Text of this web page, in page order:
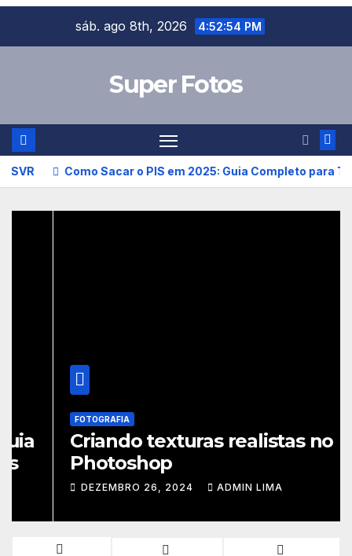
sáb. ago 8th, 2026 4:52:55 PM
Super Fotos
Como Sacar o PIS em 2025: Guia Completo para
FOTOGRAFIA
Criando texturas realistas no
Photoshop
DEZEMBRO 26, 2024 ADMIN LIMA